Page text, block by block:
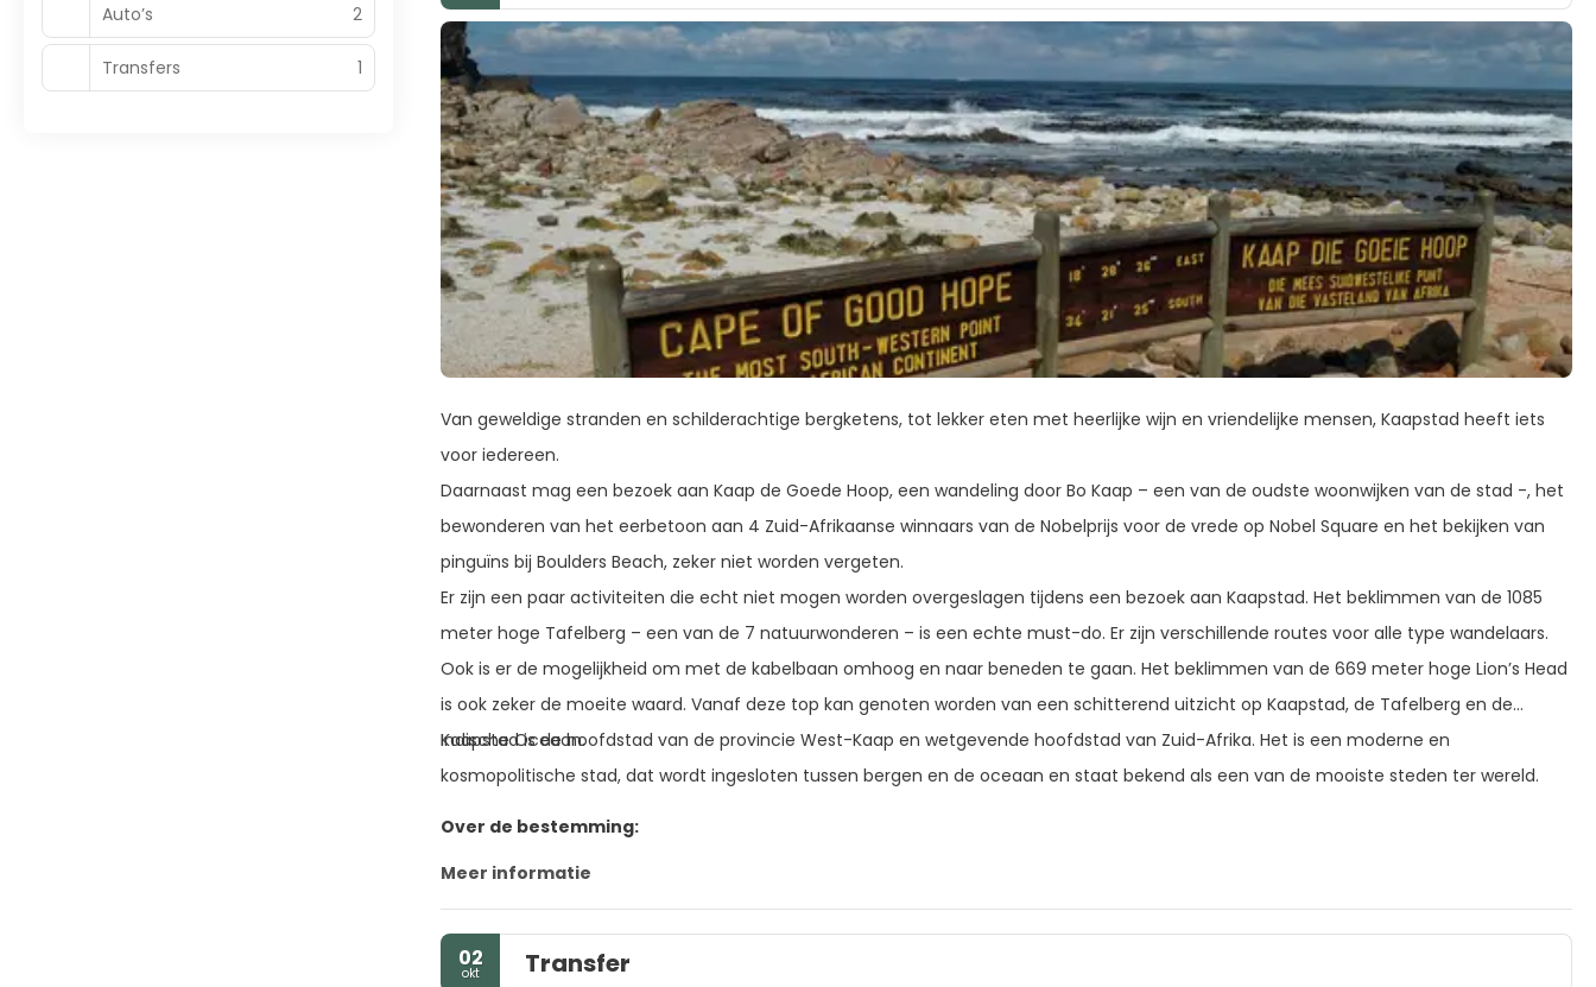
Over de bestemming:
Kaapstad is de hoofdstad van de provincie West-Kaap en wetgevende hoofdstad van Zuid-Afrika. Het is een moderne en
kosmopolitische stad, dat wordt ingesloten tussen bergen en de oceaan en staat bekend als een van de mooiste steden ter wereld.
Er zijn een paar activiteiten die echt niet mogen worden overgeslagen tijdens een bezoek aan Kaapstad. Het beklimmen van de 1085
meter hoge Tafelberg – een van de 7 natuurwonderen – is een echte must-do. Er zijn verschillende routes voor alle type wandelaars.
Ook is er de mogelijkheid om met de kabelbaan omhoog en naar beneden te gaan. Het beklimmen van de 669 meter hoge Lion’s Head
is ook zeker de moeite waard. Vanaf deze top kan genoten worden van een schitterend uitzicht op Kaapstad, de Tafelberg en de
Indische Oceaan.
Daarnaast mag een bezoek aan Kaap de Goede Hoop, een wandeling door Bo Kaap – een van de oudste woonwijken van de stad -, het
bewonderen van het eerbetoon aan 4 Zuid-Afrikaanse winnaars van de Nobelprijs voor de vrede op Nobel Square en het bekijken van
pinguïns bij Boulders Beach, zeker niet worden vergeten.
Van geweldige stranden en schilderachtige bergketens, tot lekker eten met heerlijke wijn en vriendelijke mensen, Kaapstad heeft iets
voor iedereen.
Meer informatie
02
okt Transfer
Auto’s 2
Transfers 1